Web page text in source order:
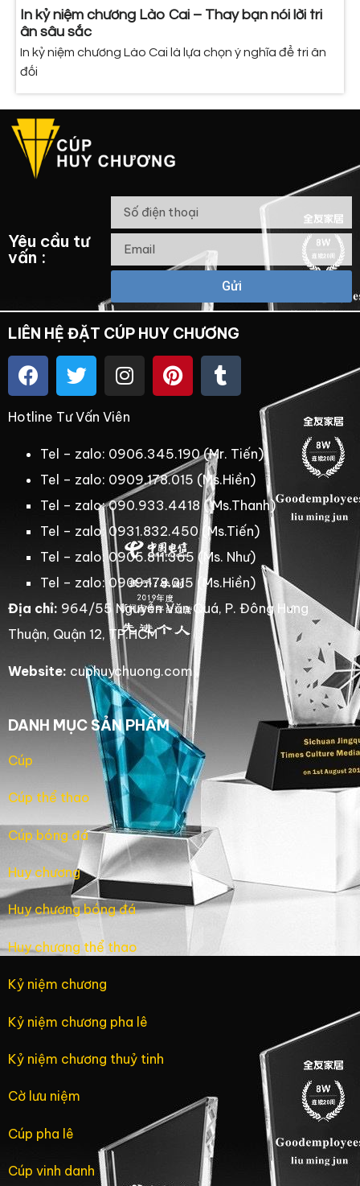
In kỷ niệm chương Lào Cai – Thay bạn nói lời tri
ân sâu sắc
In kỷ niệm chương Lào Cai là lựa chọn ý nghĩa để tri ân
đối
Yêu cầu tư
vấn :
Gửi
LIÊN HỆ ĐẶT CÚP HUY CHƯƠNG
Hotline Tư Vấn Viên
Tel – zalo: 0906.345.190 (Mr. Tiến)
Tel – zalo: 0909.178.015 (Ms.Hiền)
Tel – zalo: 090.933.4418 ( Ms.Thanh)
Tel – zalo: 0931.832.450 (Ms.Tiến)
Tel – zalo: 0906.811.365 (Ms. Như)
Tel – zalo: 0909.178.015 (Ms.Hiền)
Địa chỉ: 964/55 Nguyễn Văn Quá, P. Đông Hưng
Thuận, Quận 12, TP.HCM
Website: cuphuychuong.com
DANH MỤC SẢN PHẨM
Cúp
Cúp thể thao
Cúp bóng đá
Huy chương
Huy chương bóng đá
Huy chương thể thao
Kỷ niệm chương
Kỷ niệm chương pha lê
Kỷ niệm chương thuỷ tinh
Cờ lưu niệm
Cúp pha lê
Cúp vinh danh